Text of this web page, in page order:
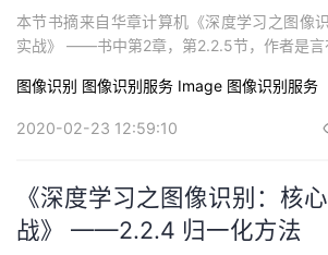
本节书摘来自华章计算机《深度学习之图像
实战》 ——书中第2章，第2.2.5节，作者是
图像识别 图像识别服务 Image 图像识别服务
2020-02-23 12:59:10
《深度学习之图像识别：核
战》 ——2.2.4 归一化方法